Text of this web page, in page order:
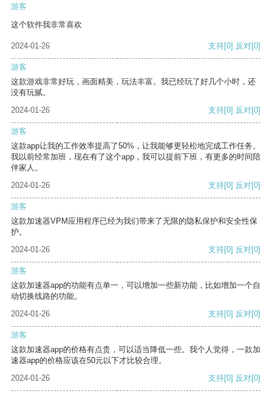
游客
这个软件我非常喜欢
2024-01-26 支持[0] 反对[0]
游客
这款游戏非常好玩，画面精美，玩法丰富。我已经玩了好几个小时，还
没有玩腻。
2024-01-26
支持[0] 反对[0]
游客
这款app让我的工作效率提高了50%，让我能够更轻松地完成工作任务。
我以前经常加班，现在有了这个app，我可以提前下班，有更多的时间陪
伴家人。
2024-01-26
支持[0] 反对[0]
游客
这款加速器VPM应用程序已经为我们带来了无限的隐私保护和安全性保
护。
2024-01-26
支持[0] 反对[0]
游客
这款加速器app的功能有点单一，可以增加一些新功能，比如增加一个自
动切换线路的功能。
2024-01-26
支持[0] 反对[0]
游客
这款加速器app的价格有点贵，可以适当降低一些。我个人觉得，一款加
速器app的价格应该在50元以下才比较合理。
2024-01-26
支持[0] 反对[0]